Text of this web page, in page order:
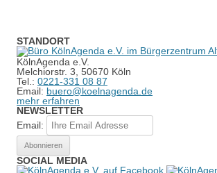
STANDORT
KölnAgenda e.V.
Melchiorstr. 3, 50670 Köln
Tel.: 0221-331 08 87
Email: buero@koelnagenda.de
mehr erfahren
NEWSLETTER
Email:
SOCIAL MEDIA